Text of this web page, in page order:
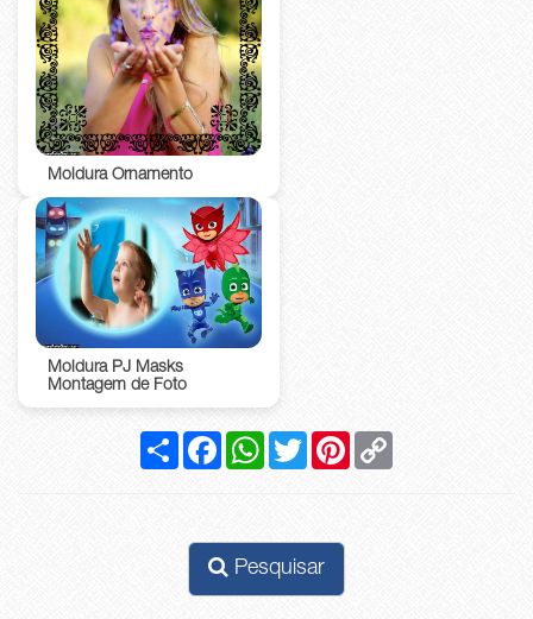
Moldura Ornamento
Moldura PJ Masks
Montagem de Foto
CompartilharFacebookWhatsApp
Twitter Pinterest
Pesquisar